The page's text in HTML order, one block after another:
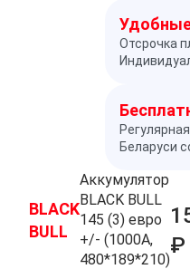
Отсрочка
Беларуси
BLACK
BULL
Аккумулятор
BLACK BULL
145 (3) евро
+/- (1000A,
480*189*210)
₽